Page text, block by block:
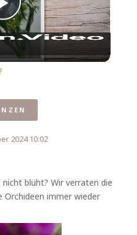
Play
Video
2024 10:02
blüht? Wir verraten die
Orchideen immer wieder